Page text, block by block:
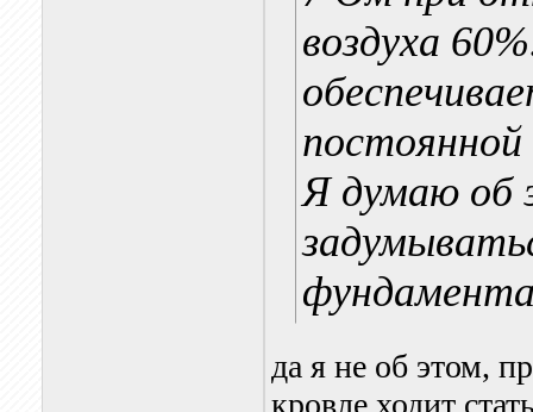
воздуха
постоянной
Я думаю об
да я не об этом,
кровле ходит